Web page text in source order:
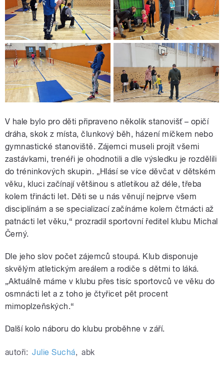
V hale bylo pro děti připraveno několik stanovišť – opičí
dráha, skok z místa, člunkový běh, házení míčkem nebo
gymnastické stanoviště. Zájemci museli projít všemi
zastávkami, trenéři je ohodnotili a dle výsledku je rozdělili
do tréninkových skupin. „Hlásí se více děvčat v dětském
věku, kluci začínají většinou s atletikou až déle, třeba
kolem třinácti let. Děti se u nás věnují nejprve všem
disciplínám a se specializací začínáme kolem čtrnácti až
patnácti let věku,“ prozradil sportovní ředitel klubu Michal
Černý.
Dle jeho slov počet zájemců stoupá. Klub disponuje
skvělým atletickým areálem a rodiče s dětmi to láká.
„Aktuálně máme v klubu přes tisíc sportovců ve věku do
osmnácti let a z toho je čtyřicet pět procent
mimoplzeňských.“
Další kolo náboru do klubu proběhne v září.
autoři: Julie Suchá, abk